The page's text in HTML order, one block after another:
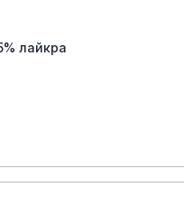
лайкра